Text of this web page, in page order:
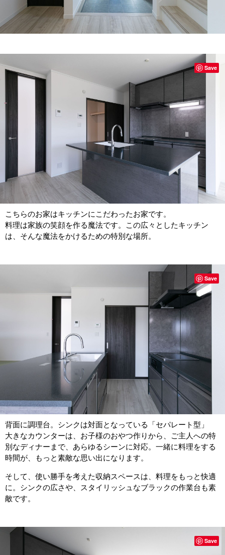
こちらのお家はキッチンにこだわったお家です。
料理は家族の笑顔を作る魔法です。この広々としたキッチン
は、そんな魔法をかけるための特別な場所。
Save
背面に調理台。シンクは対面となっている「セパレート型」
大きなカウンターは、お子様のおやつ作りから、ご主人への特
別なディナーまで、あらゆるシーンに対応。一緒に料理をする
時間が、もっと素敵な思い出になります。
そして、使い勝手を考えた収納スペースは、料理をもっと快適
に。シンクの広さや、スタイリッシュなブラックの作業台も素
敵です。
Save
Save